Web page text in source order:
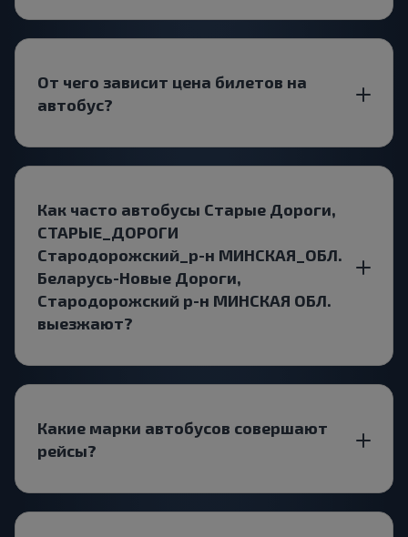
От чего зависит цена билетов на
автобус?
Как часто автобусы Старые Дороги,
СТАРЫЕ_ДОРОГИ
Стародорожский_р-н МИНСКАЯ_ОБЛ.
Беларусь-Новые Дороги,
Стародорожский р-н МИНСКАЯ ОБЛ.
выезжают?
Какие марки автобусов совершают
рейсы?